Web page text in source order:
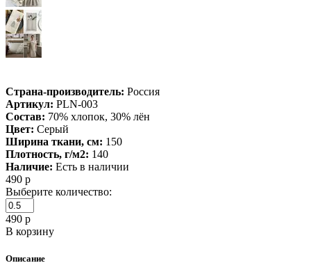
Страна-производитель: Россия
Артикул: PLN-003
Состав: 70% хлопок, 30% лён
Цвет: Серый
Ширина ткани, см: 150
Плотность, г/м2: 140
Наличие: Есть в наличии
490 р
Выберите количество:
490 р
В корзину
Описание